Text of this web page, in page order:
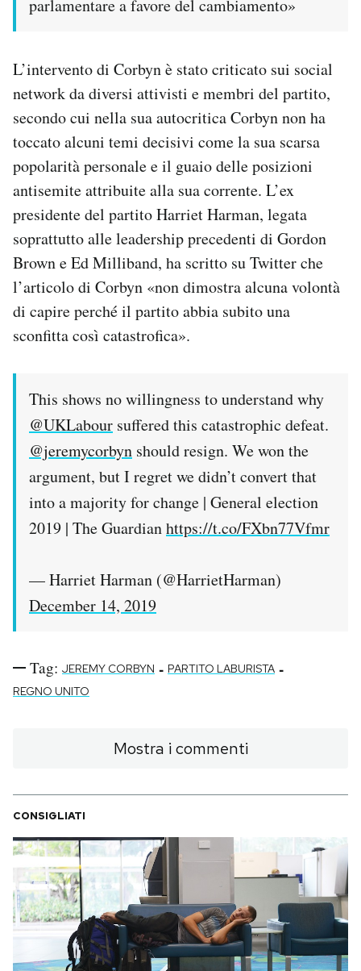
parlamentare a favore del cambiamento»
L’intervento di Corbyn è stato criticato sui social
network da diversi attivisti e membri del partito,
secondo cui nella sua autocritica Corbyn non ha
toccato alcuni temi decisivi come la sua scarsa
popolarità personale e il guaio delle posizioni
antisemite attribuite alla sua corrente. L’ex
presidente del partito Harriet Harman, legata
soprattutto alle leadership precedenti di Gordon
Brown e Ed Milliband, ha scritto su Twitter che
l’articolo di Corbyn «non dimostra alcuna volontà
di capire perché il partito abbia subito una
sconfitta così catastrofica».
This shows no willingness to understand why
@UKLabour ⁩ suffered this catastrophic defeat.
@jeremycorbyn ⁩ should resign. We won the
argument, but I regret we didn’t convert that
into a majority for change | General election
2019 | The Guardianhttps://t.co/FXbn77Vfmr
— Harriet Harman (@HarrietHarman)
December 14, 2019
Tag: JEREMY CORBYN - PARTITO LABURISTA -
REGNO UNITO
Mostra i commenti
CONSIGLIATI